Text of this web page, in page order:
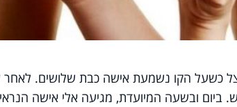
כשעל הקו נשמעת אישה כבת שלושים. לאחר
ביום ובשעה המיועדת, מגיעה אלי אישה